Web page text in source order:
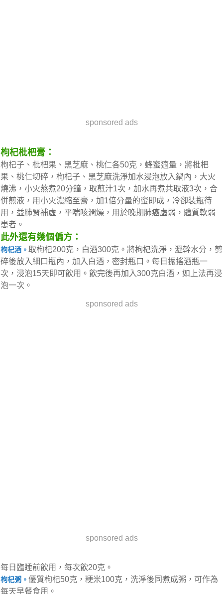
sponsored ads
枸杞枇杷膏：
枸杞子、枇杷果、黑芝麻、桃仁各50克，蜂蜜適量，將枇杷
果、桃仁切碎，枸杞子、黑芝麻洗淨加水浸泡放入鍋內，大火
燒沸，小火熬煮20分鐘，取煎汁1次，加水再煮共取液3次，合
併煎液，用小火濃縮至膏，加1倍分量的蜜即成，冷卻裝瓶待
用，益肺腎補虛，平喘咳潤燥，用於晚期肺癌虛弱，體質軟弱
患者。
此外還有幾個偏方：
枸杞酒。 取枸杞200克，白酒300克。將枸杞洗淨，瀝幹水分，剪
碎後放入細口瓶內，加入白酒，密封瓶口。每日振搖酒瓶一
次，浸泡15天即可飲用。飲完後再加入300克白酒，如上法再浸
泡一次。
sponsored ads
sponsored ads
每日臨睡前飲用，每次飲20克。
枸杞粥。 優質枸杞50克，粳米100克，洗淨後同煮成粥，可作為
每天早餐食用。